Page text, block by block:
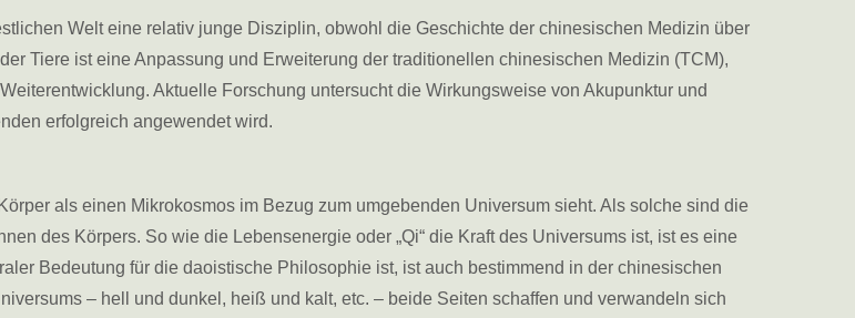
Welt eine relativ junge Disziplin, obwohl die Geschichte der chinesischen Medizin über
Tiere ist eine Anpassung und Erweiterung der traditionellen chinesischen Medizin (TCM),
Aktuelle Forschung untersucht die Wirkungsweise von Akupunktur und
erfolgreich angewendet wird.
als einen Mikrokosmos im Bezug zum umgebenden Universum sieht. Als solche sind die
des Körpers. So wie die Lebensenergie oder „Qi“ die Kraft des Universums ist, ist es eine
Bedeutung für die daoistische Philosophie ist, ist auch bestimmend in der chinesischen
– hell und dunkel, heiß und kalt, etc. – beide Seiten schaffen und verwandeln sich